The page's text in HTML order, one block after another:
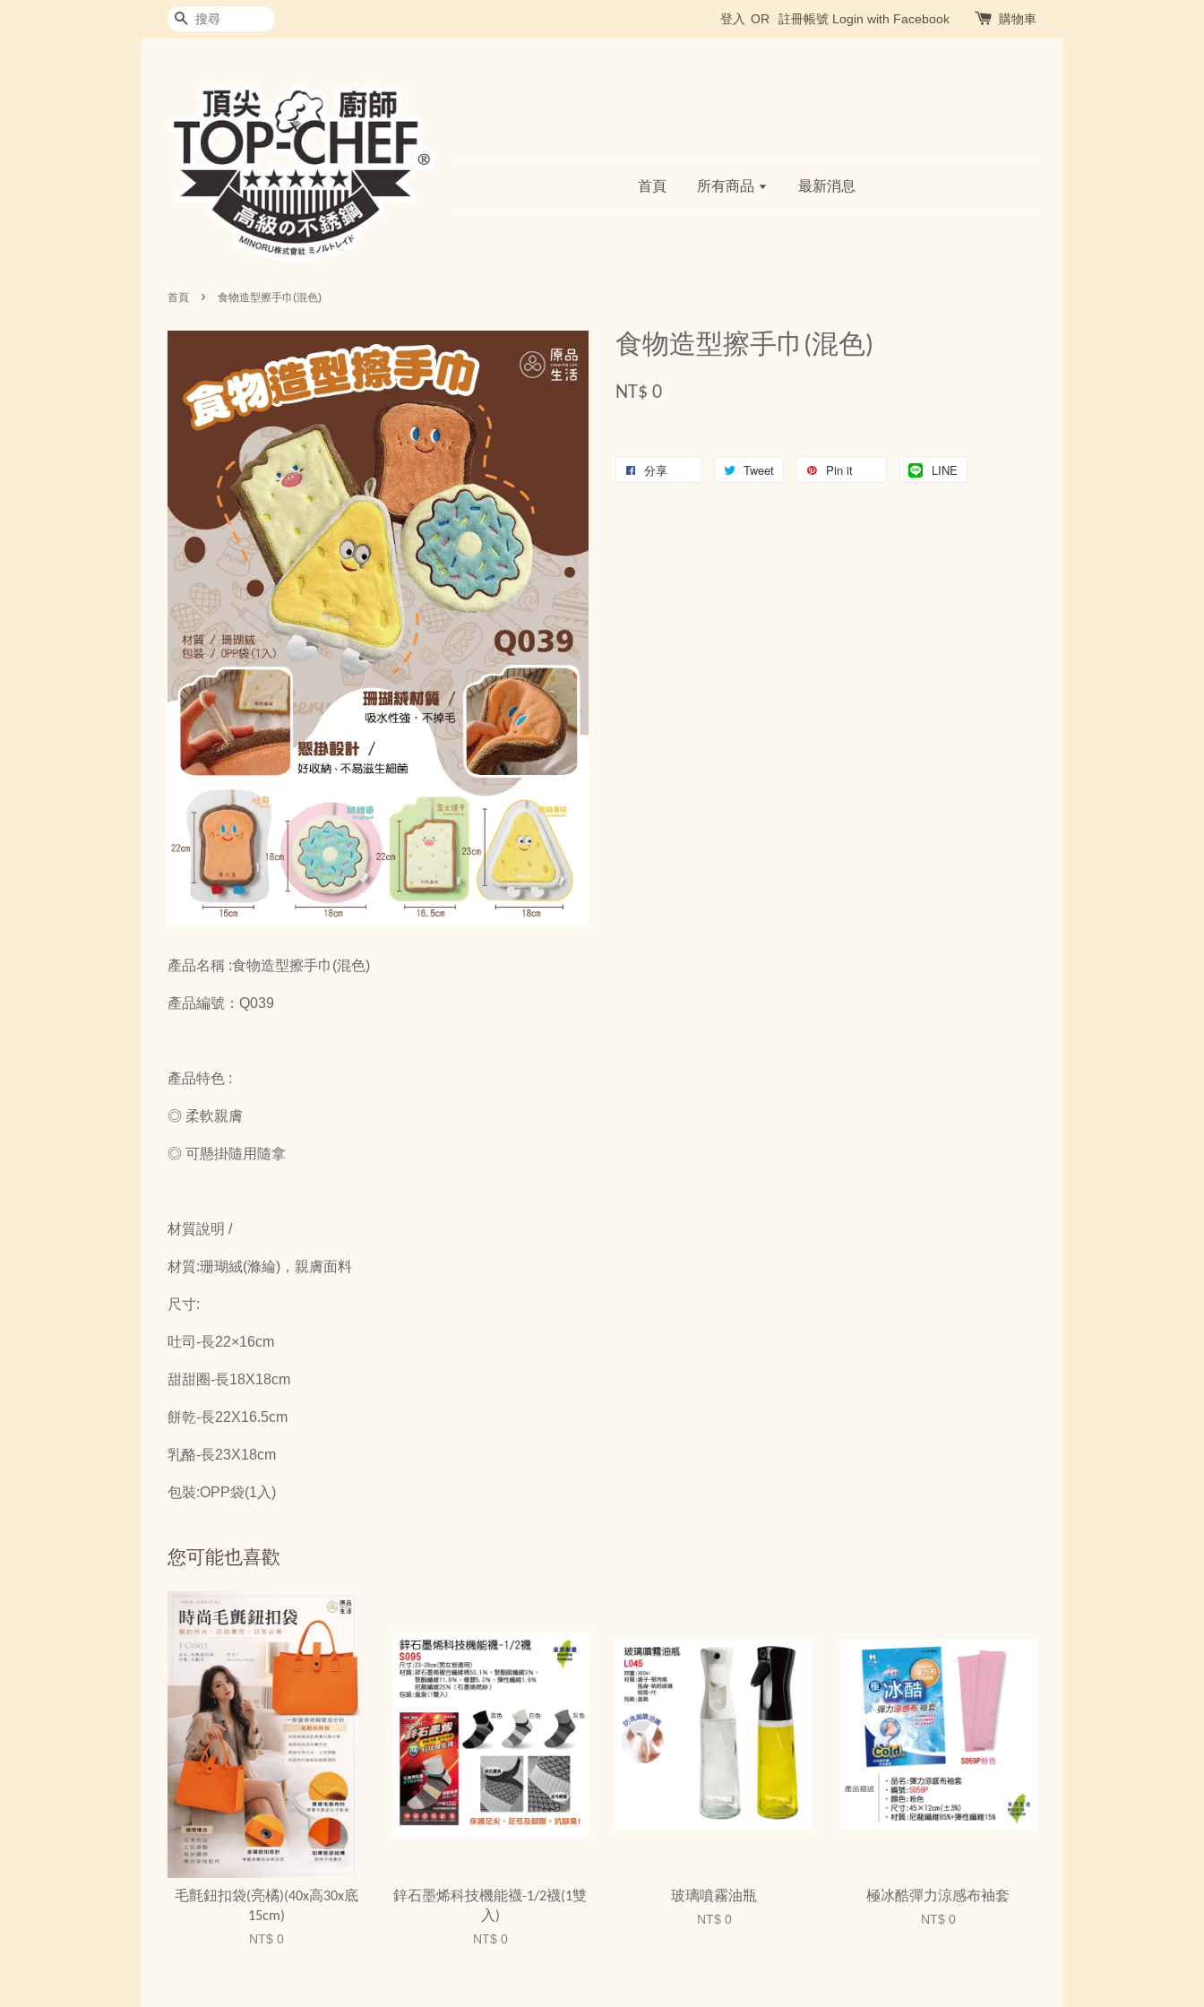
搜尋 登入 OR 註冊帳號 Login with Facebook 購物車
首頁 所有商品 最新消息
首頁 › 食物造型擦手巾(混色)
食物造型擦手巾(混色)
NT$ 0
分享 Tweet Pin it LINE
產品名稱 :食物造型擦手巾(混色)
產品編號：Q039
產品特色 :
◎ 柔軟親膚
◎ 可懸掛隨用隨拿
材質說明 /
材質:珊瑚絨(滌綸)，親膚面料
尺寸:
吐司-長22×16cm
甜甜圈-長18X18cm
餅乾-長22X16.5cm
乳酪-長23X18cm
包裝:OPP袋(1入)
您可能也喜歡
毛氈鈕扣袋(亮橘)(40x高30x底
15cm)
NT$ 0
鋅石墨烯科技機能襪-1/2襪(1雙
入)
NT$ 0
玻璃噴霧油瓶
NT$ 0
極冰酷彈力涼感布袖套
NT$ 0